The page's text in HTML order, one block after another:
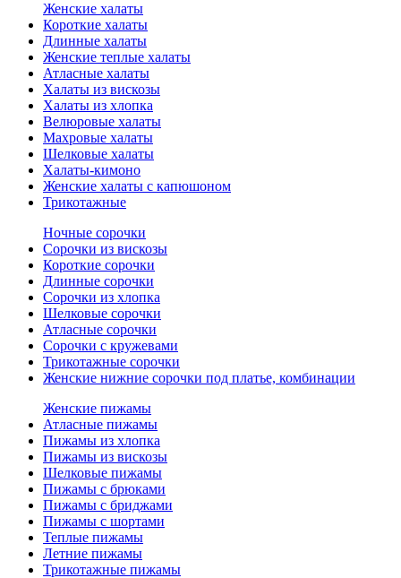
Женские халаты
Короткие халаты
Длинные халаты
Женские теплые халаты
Атласные халаты
Халаты из вискозы
Халаты из хлопка
Велюровые халаты
Махровые халаты
Шелковые халаты
Халаты-кимоно
Женские халаты с капюшоном
Трикотажные
Ночные сорочки
Сорочки из вискозы
Короткие сорочки
Длинные сорочки
Сорочки из хлопка
Шелковые сорочки
Атласные сорочки
Сорочки с кружевами
Трикотажные сорочки
Женские нижние сорочки под платье, комбинации
Женские пижамы
Атласные пижамы
Пижамы из хлопка
Пижамы из вискозы
Шелковые пижамы
Пижамы с брюками
Пижамы с бриджами
Пижамы с шортами
Теплые пижамы
Летние пижамы
Трикотажные пижамы